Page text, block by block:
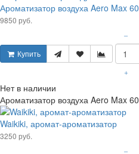
Ароматизатор воздуха Aero Max 60
9850 руб.
Купить
–
+
Нет в наличии
Ароматизатор воздуха Aero Max 60
Waikiki, аромат-ароматизатор
3250 руб.
–